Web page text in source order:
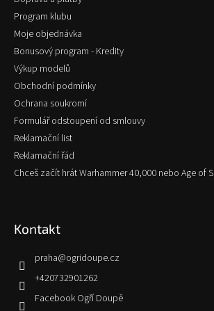
Program klubu
Moje objednávka
Bonusový program - Kredity
Výkup modelů
Obchodní podmínky
Ochrana soukromí
Formulář odstoupení od smlouvy
Reklamační list
Reklamační řád
Chceš začít hrát Warhammer 40,000 nebo Age of
Kontakt
praha@ogridoupe.cz
+420732901262
Facebook Ogří Doupě